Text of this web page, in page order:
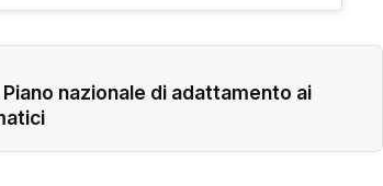
nazionale di adattamento ai